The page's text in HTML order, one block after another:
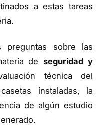
a estas tareas
preguntas sobre las
deseguridad y
técnica del
instaladas, la
de algún estudio